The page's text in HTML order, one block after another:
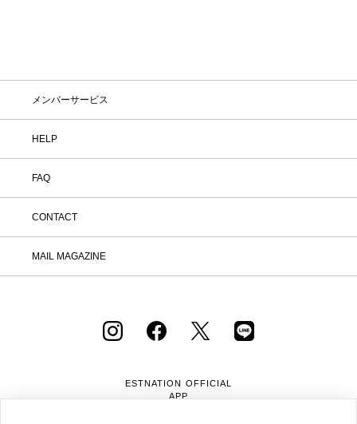
してスタートしました。その使命はシンプルなものを美しく、使いやす
く、そして多くの人が手に取りやすいものに生まれ変わらせること。ラジ
オやランプ、目覚まし時計といったアイテムに革新性と機能性を融合さ
せ、見るだけで心を惹きつけるデザインを追求しています。30年以上たっ
可能性を追求し続けています。
メンバーサービス
HELP
FAQ
CONTACT
MAIL MAGAZINE
ESTNATION OFFICIAL
APP